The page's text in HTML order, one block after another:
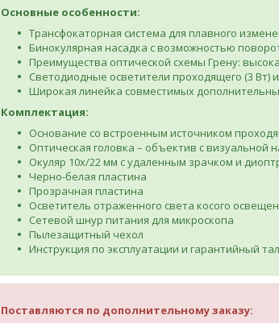
Основные особенности:
Трансфокаторная система для плавного
Бинокулярная насадка с возможностью
Преимущества оптической схемы Грену:
Светодиодные осветители проходящего (3 Вт)
Широкая линейка совместимых
Комплектация:
Основание со встроенным источником
Оптическая головка – объектив с визуальной
Окуляр 10x/22 мм с удаленным зрачком и
Черно-белая пластина
Прозрачная пластина
Осветитель отраженного света косого
Сетевой шнур питания для микроскопа
Пылезащитный чехол
Инструкция по эксплуатации и гарантийный
Поставляются по дополнительному заказу: